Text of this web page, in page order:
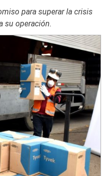
para superar la crisis
su operación.